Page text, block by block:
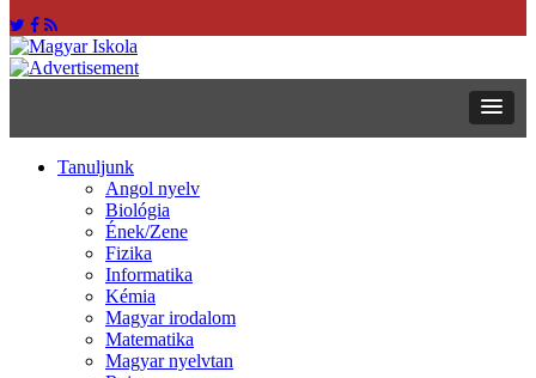
Tanuljunk
Angol nyelv
Biológia
Ének/Zene
Fizika
Informatika
Kémia
Magyar irodalom
Matematika
Magyar nyelvtan